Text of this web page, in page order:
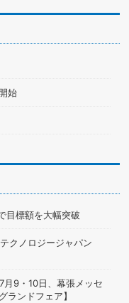
始
目標額を大幅突破
クノロジージャパン
9・10日、幕張メッセ
ンドフェア】